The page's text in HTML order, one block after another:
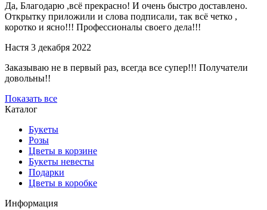
Да, Благодарю ,всё прекрасно! И очень быстро доставлено.
Открытку приложили и слова подписали, так всё четко ,
коротко и ясно!!! Профессионалы своего дела!!!
Настя 3 декабря 2022
Заказываю не в первый раз, всегда все супер!!! Получатели
довольны!!
Показать все
Каталог
Букеты
Розы
Цветы в корзине
Букеты невесты
Подарки
Цветы в коробке
Информация